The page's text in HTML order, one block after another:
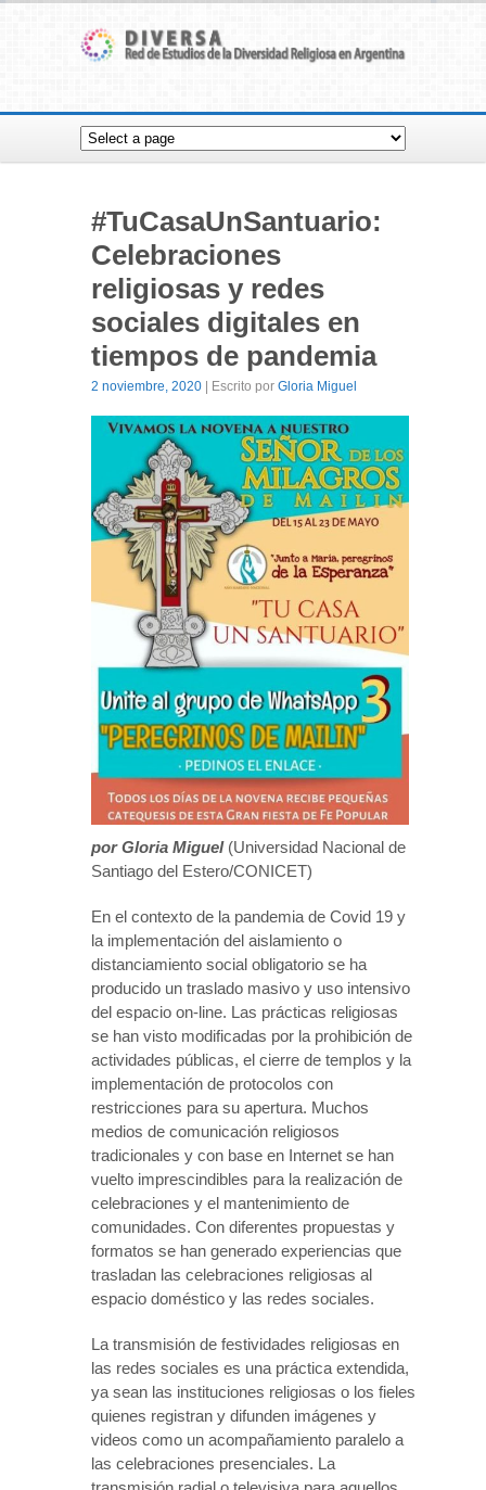
#TuCasaUnSantuario:
Celebraciones
religiosas y redes
sociales digitales en
tiempos de pandemia
2 noviembre, 2020 | Escrito por Gloria Miguel
por Gloria Miguel(Universidad Nacional de
Santiago del Estero/CONICET)
En el contexto de la pandemia de Covid 19 y
la implementación del aislamiento o
distanciamiento social obligatorio se ha
producido un traslado masivo y uso intensivo
del espacio on-line. Las prácticas religiosas
se han visto modificadas por la prohibición de
actividades públicas, el cierre de templos y la
implementación de protocolos con
restricciones para su apertura. Muchos
medios de comunicación religiosos
tradicionales y con base en Internet se han
vuelto imprescindibles para la realización de
celebraciones y el mantenimiento de
comunidades. Con diferentes propuestas y
formatos se han generado experiencias que
trasladan las celebraciones religiosas al
espacio doméstico y las redes sociales.
La transmisión de festividades religiosas en
las redes sociales es una práctica extendida,
ya sean las instituciones religiosas o los fieles
quienes registran y difunden imágenes y
videos como un acompañamiento paralelo a
las celebraciones presenciales. La